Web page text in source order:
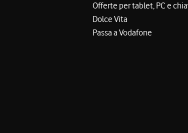
Offerte per tablet, PC e
Dolce Vita
Passa a Vodafone